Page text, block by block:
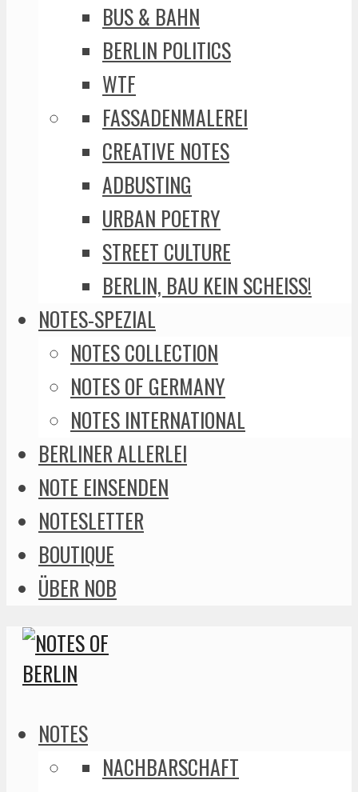
BUS & BAHN
BERLIN POLITICS
WTF
FASSADENMALEREI
CREATIVE NOTES
ADBUSTING
URBAN POETRY
STREET CULTURE
BERLIN, BAU KEIN SCHEISS!
NOTES-SPEZIAL
NOTES COLLECTION
NOTES OF GERMANY
NOTES INTERNATIONAL
BERLINER ALLERLEI
NOTE EINSENDEN
NOTESLETTER
BOUTIQUE
ÜBER NOB
NOTES
NACHBARSCHAFT